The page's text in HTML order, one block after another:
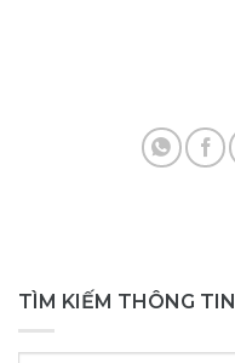
TÌM KIẾM THÔNG TIN